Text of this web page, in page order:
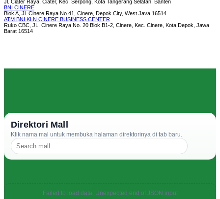
Jl. Ciater Raya, Ciater, Kec. Serpong, Kota Tangerang Selatan, Banten
BNI CINERE
Blok A, Jl. Cinere Raya No.41, Cinere, Depok City, West Java 16514
ATM BNI KLN CINERE BUSINESS CENTER
Ruko CBC, JL. Cinere Raya No. 20 Blok B1-2, Cinere, Kec. Cinere, Kota Depok, Jawa
Barat 16514
Direktori Mall
Klik nama mal untuk membuka halaman direktorinya di tab baru.
Failed to load data: Unexpected end of JSON input